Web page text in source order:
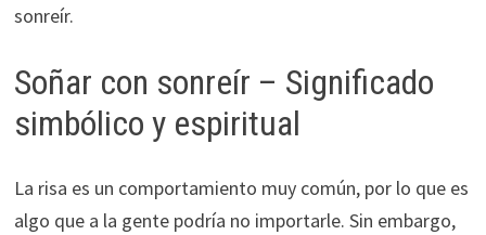
sonreír.
Soñar con sonreír – Significado
simbólico y espiritual
La risa es un comportamiento muy común, por lo que es
algo que a la gente podría no importarle. Sin embargo,